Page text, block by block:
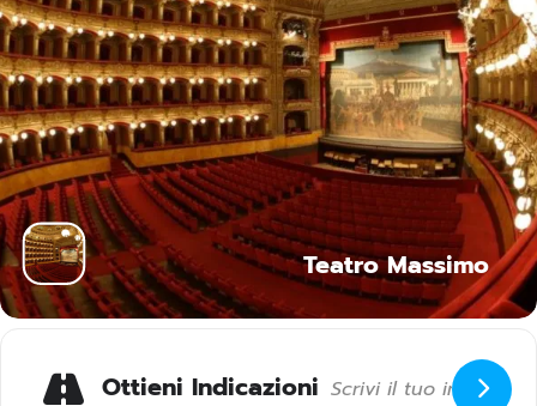
Teatro Massimo
Ottieni Indicazioni